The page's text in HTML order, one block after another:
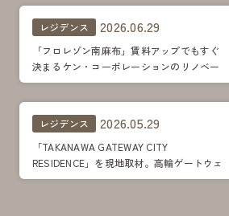
レジデンス 2026.06.29
「フロレゾン南麻布」賃料アップでもすぐ
決まるケン・コーポレーションのリノベー
ション。明るさ、広がりプラス遊び心がポ
レジデンス
2026.05.29
「TAKANAWA GATEWAY CITY
RESIDENCE」を現地取材。高輪ゲートウェ
イシティの上空に暮らす。レジデンスの豊